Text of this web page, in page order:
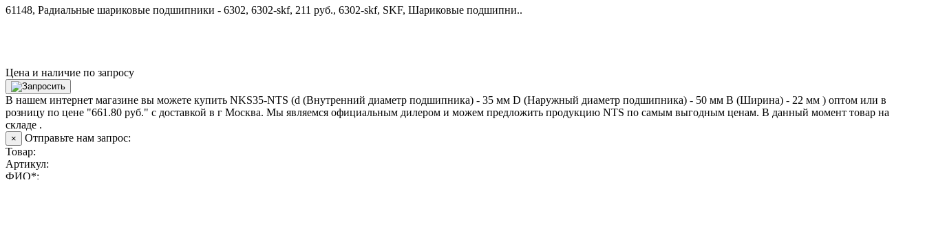
61148, Радиальные шариковые подшипники - 6302, 6302-skf, 211 руб., 6302-skf, SKF, Шариковые подшипни..
Цена и наличие по запросу
В нашем интернет магазине вы можете купить NKS35-NTS (d (Внутренний диаметр подшипника) - 35 мм D (Наружный диаметр подшипника) - 50 мм B (Ширина) - 22 мм ) оптом или в
розницу по цене "661.80 руб." с доставкой в г Москва. Мы являемся официальным дилером и можем предложить продукцию NTS по самым выгодным ценам. В данный момент товар на
складе .
×
Отправьте нам запрос:
Товар:
Артикул:
ФИО*: